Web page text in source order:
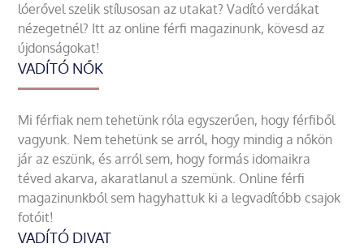
lóerővel szelik stílusosan az utakat? Vadító verdákat
nézegetnél? Itt az online férfi magazinunk, kövesd az
újdonságokat!
VADÍTÓ NŐK
Mi férfiak nem tehetünk róla egyszerűen, hogy férfiből
vagyunk. Nem tehetünk se arról, hogy mindig a nőkön
jár az eszünk, és arról sem, hogy formás idomaikra
téved akarva, akaratlanul a szemünk. Online férfi
magazinunkból sem hagyhattuk ki a legvadítóbb csajok
fotóit!
VADÍTÓ DIVAT